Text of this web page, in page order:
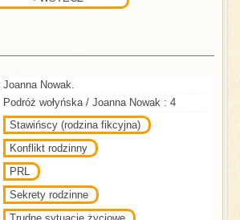
Joanna Nowak.
Podróż wołyńska / Joanna Nowak : 4
Stawińscy (rodzina fikcyjna)
Konflikt rodzinny
PRL
Sekrety rodzinne